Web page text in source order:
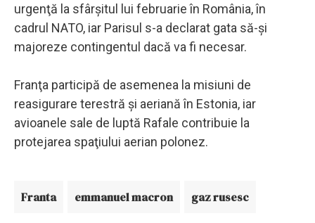
urgenţă la sfârşitul lui februarie în România, în
cadrul NATO, iar Parisul s-a declarat gata să-şi
majoreze contingentul dacă va fi necesar.
Franţa participă de asemenea la misiuni de
reasigurare terestră şi aeriană în Estonia, iar
avioanele sale de luptă Rafale contribuie la
protejarea spaţiului aerian polonez.
Franta emmanuel macron gaz rusesc